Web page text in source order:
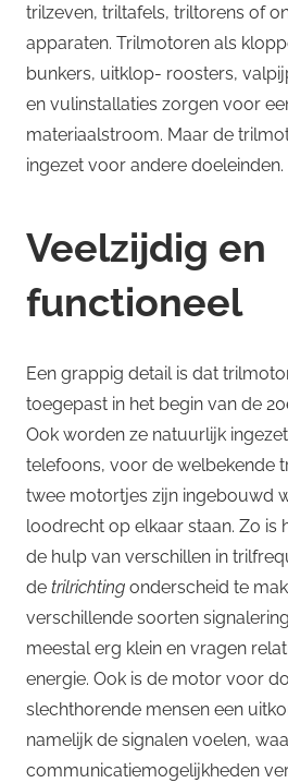
trilzeven, triltafels, triltorens of
apparaten. Trilmotoren als
bunkers, uitklop- roosters,
en vulinstallaties zorgen voor
materiaalstroom. Maar de
ingezet voor andere doeleinden.
Veelzijdig en
functioneel
Een grappig detail is dat
toegepast in het begin van de
Ook worden ze natuurlijk
telefoons, voor de welbekende
twee motortjes zijn ingebouwd
loodrecht op elkaar staan. Zo is
de hulp van verschillen in
de trilrichting onderscheid te
verschillende soorten
meestal erg klein en vragen
energie. Ook is de motor voor
slechthorende mensen een
namelijk de signalen voelen,
communicatiemogelijkheden